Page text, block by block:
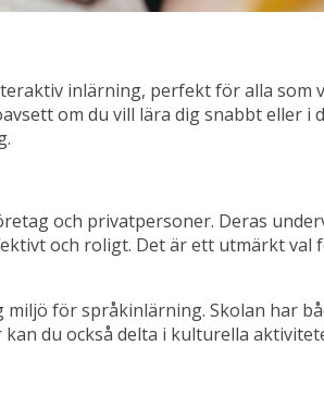
inlärning, perfekt för alla
om du vill lära dig snabbt eller
och privatpersoner. Deras
och roligt. Det är ett utmärkt val
för språkinlärning. Skolan har
du också delta i kulturella